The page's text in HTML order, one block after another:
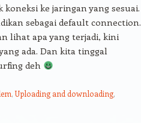
ke jaringan yang sesuai.
sebagai default connection.
lihat apa yang terjadi, kini
ada. Dan kita tinggal
deh
,Uploading and downloading,